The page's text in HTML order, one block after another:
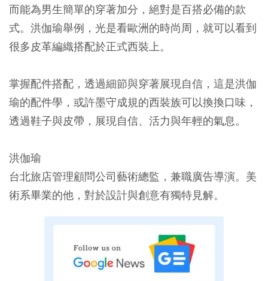
而能為男生簡單的穿著加分，絕對是百搭必備的款
式。洪伽瑜舉例，光是看歐洲的時尚周，就可以看到
很多皮革編織搭配於正式西裝上。
掌握配件搭配，透過細節與穿著展現自信，這是洪伽
瑜的配件學，或許墨守成規的西裝族可以換換口味，
透過鞋子與皮帶，展現自信、活力與年輕的氣息。
洪伽瑜
台北旅店管理顧問公司藝術總監，兼職廣告導演。美
術系畢業的他，對於設計與創意有獨特見解。